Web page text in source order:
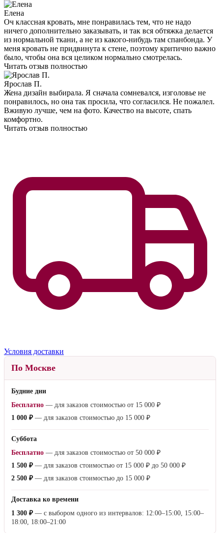
Елена
Оч классная кровать, мне понравилась тем, что не надо
ничего дополнительно заказывать, и так вся обтяжка делается
из нормальной ткани, а не из какого-нибудь там спанбонда. У
меня кровать не придвинута к стене, поэтому критично важно
было, чтобы она вся целиком нормально смотрелась.
Читать отзыв полностью
Ярослав П.
Жена дизайн выбирала. Я сначала сомневался, изголовье не
понравилось, но она так просила, что согласился. Не пожалел.
Вживую лучше, чем на фото. Качество на высоте, спать
комфортно.
Читать отзыв полностью
Условия доставки
По Москве
Будние дни
Бесплатно — для заказов стоимостью от 15 000 ₽
1 000 ₽— для заказов стоимостью до 15 000 ₽
Суббота
Бесплатно — для заказов стоимостью от 50 000 ₽
1 500 ₽— для заказов стоимостью от 15 000 ₽ до 50 000 ₽
2 500 ₽— для заказов стоимостью до 15 000 ₽
Доставка ко времени
1 300 ₽— с выбором одного из интервалов: 12:00–15:00, 15:00–
18:00, 18:00–21:00